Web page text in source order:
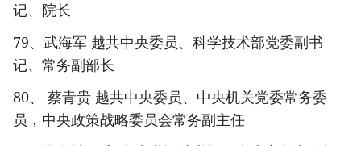
记、院长
79、武海军 越共中央委员、科学技术部党委副书
记、常务副部长
80、 蔡青贵 越共中央委员、中央机关党委常务委
员，中央政策战略委员会常务副主任